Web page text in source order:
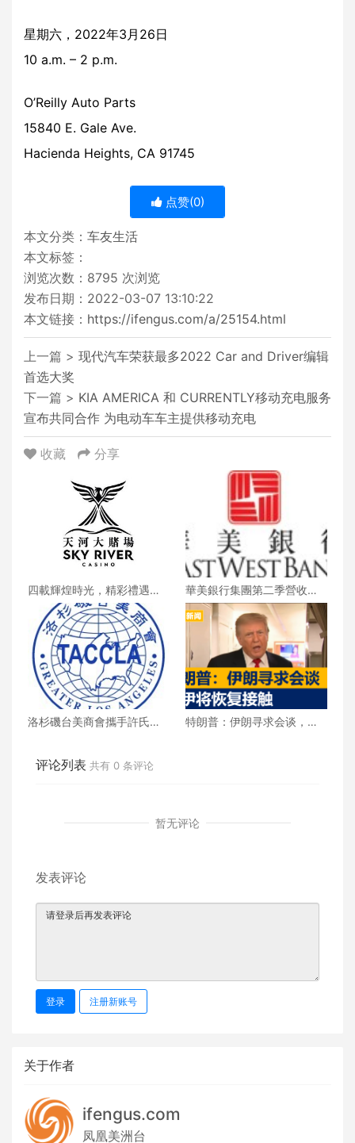
星期六，2022年3月26日
10 a.m. – 2 p.m.
O’Reilly Auto Parts
15840 E. Gale Ave.
Hacienda Heights, CA 91745
点赞(0)
本文分类： 车友生活
本文标签：
浏览次数： 8795 次浏览
发布日期：2022-03-07 13:10:22
本文链接： https://ifengus.com/a/25154.html
上一篇 > 现代汽车荣获最多2022 Car and Driver编辑
首选大奖
下一篇 > KIA AMERICA 和 CURRENTLY移动充电服务
宣布共同合作 为电动车车主提供移动充电
收藏 分享
四載輝煌時光，精彩禮遇歡
慶一整月
華美銀行集團第二季營收創
新高 每股收益年增18%
洛杉磯台美商會攜手許氏參
特朗普：伊朗寻求会谈，美
评论列表 共有 0 条评论
暂无评论
发表评论
登录 注册新账号
关于作者
ifengus.com
凤凰美洲台